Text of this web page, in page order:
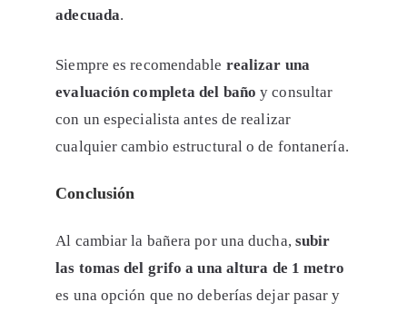
adecuada.
Siempre es recomendable realizar una
evaluación completa del baño y consultar
con un especialista antes de realizar
cualquier cambio estructural o de fontanería.
Conclusión
Al cambiar la bañera por una ducha, subir
las tomas del grifo a una altura de 1 metro
es una opción que no deberías dejar pasar y